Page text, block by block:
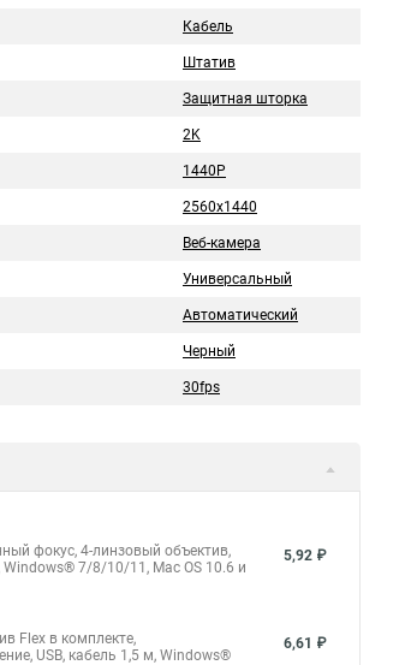
Кабель
Штатив
Защитная шторка
2K
1440P
2560х1440
Веб-камера
Универсальный
Автоматический
Черный
30fps
фокус, 4-линзовый объектив,
7/8/10/11, Mac OS 10.6 и
5,92 ₽
Flex в комплекте,
USB, кабель 1,5 м, Windows®
6,61 ₽